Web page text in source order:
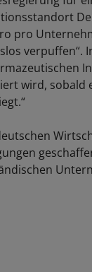
pro
wird, sobald